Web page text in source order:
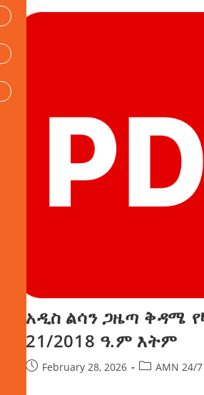
አዲስ ልሳን ጋዜጣ ቅዳሜ
21/2018 ዓ.ም እትም
February 28, 2026 AMN 24/7